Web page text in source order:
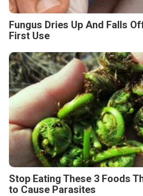
Fungus Dries Up And Falls
First Use
Stop Eating These 3 Foods
to Cause Parasites